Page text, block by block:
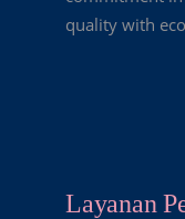
quality with
Layanan